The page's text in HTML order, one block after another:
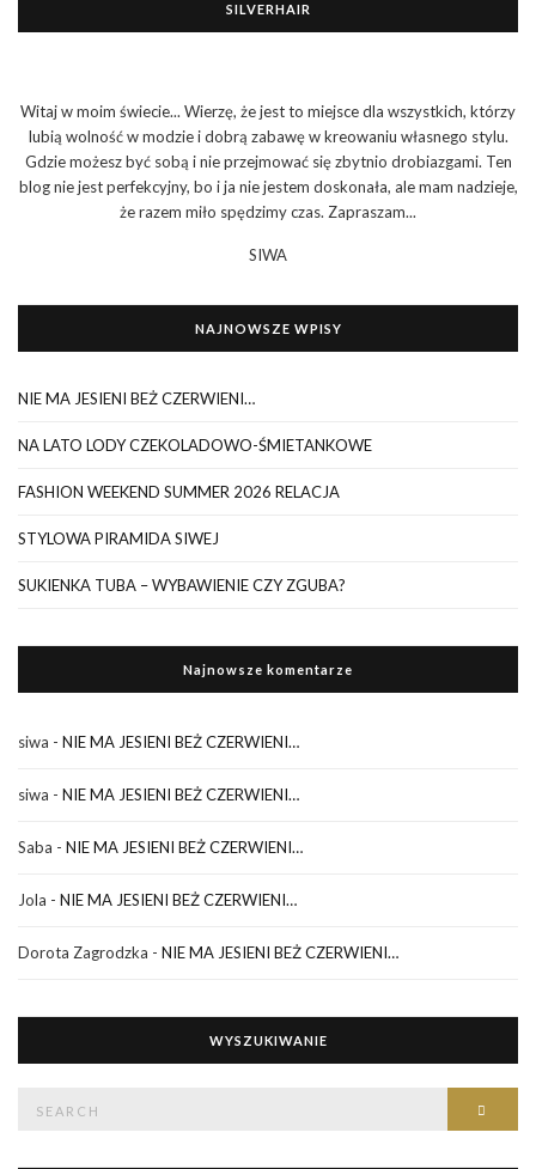
SILVERHAIR
Witaj w moim świecie... Wierzę, że jest to miejsce dla wszystkich, którzy
lubią wolność w modzie i dobrą zabawę w kreowaniu własnego stylu.
Gdzie możesz być sobą i nie przejmować się zbytnio drobiazgami. Ten
blog nie jest perfekcyjny, bo i ja nie jestem doskonała, ale mam nadzieje,
że razem miło spędzimy czas. Zapraszam...
SIWA
NAJNOWSZE WPISY
NIE MA JESIENI BEŻ CZERWIENI…
NA LATO LODY CZEKOLADOWO-ŚMIETANKOWE
FASHION WEEKEND SUMMER 2026 RELACJA
STYLOWA PIRAMIDA SIWEJ
SUKIENKA TUBA – WYBAWIENIE CZY ZGUBA?
Najnowsze komentarze
siwa - NIE MA JESIENI BEŻ CZERWIENI…
siwa - NIE MA JESIENI BEŻ CZERWIENI…
Saba - NIE MA JESIENI BEŻ CZERWIENI…
Jola - NIE MA JESIENI BEŻ CZERWIENI…
Dorota Zagrodzka - NIE MA JESIENI BEŻ CZERWIENI…
WYSZUKIWANIE